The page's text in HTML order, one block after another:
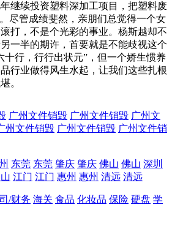
继续投资塑料深加工项目，把塑料废
尽管成绩斐然，亲朋们总觉得一个女
打，不是个光彩的事业。杨斯越却不
一半的期许，首要就是不能歧视这个
十行，行行出状元”，但一个娇生惯养
行业做得风生水起，让我们这些扎根
。
广州文件销毁 广州文件销毁 广州文
州文件销毁 广州文件销毁 广州文件销
东莞 东莞 肇庆 肇庆 佛山 佛山 深圳
江门 江门 惠州 惠州 清远 清远
/财务 海关 食品 化妆品 保险 硬盘 学